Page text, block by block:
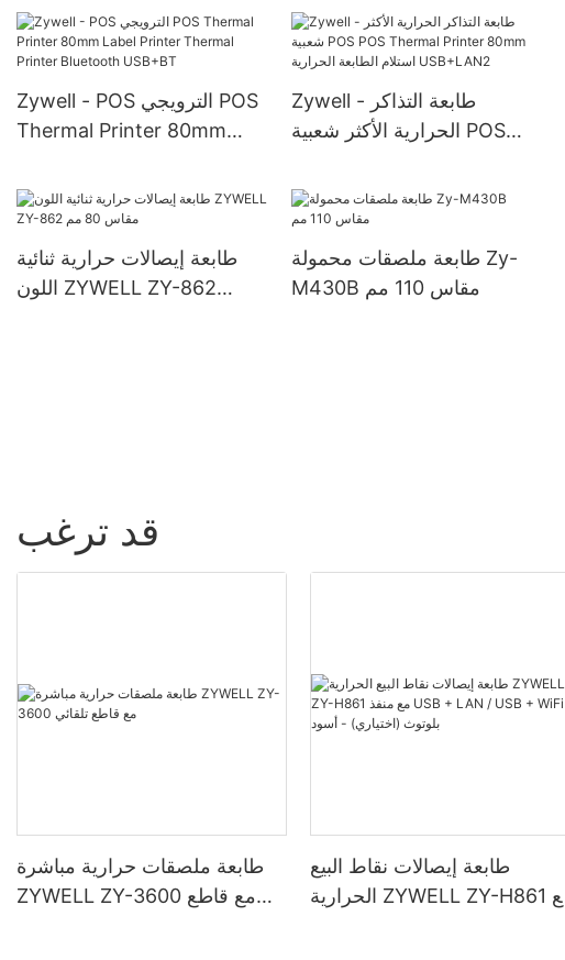
الطابعة المستوردة من اليابان
USB
طابعة USB+RS232+LAN
Zywell - POS الترويجي POS
Thermal Printer 80mm
Printer Bluetooth USB+BT
Zywell - طابعة التذاكر
الحرارية الأكثر شعبية POS
80mm استلام الطابعة
الحرارية USB+LAN2
طابعة إيصالات حرارية ثنائية
اللون ZYWELL ZY-862
طابعة ملصقات محمولة Zy-
M430B مقاس 110 مم
قد ترغب
طابعة ملصقات حرارية مباشرة
ZYWELL ZY-3600 مع قاطع
طابعة إيصالات نقاط البيع
الحرارية ZYWELL ZY-H861 مع